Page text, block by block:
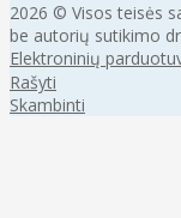
2026 © Visos teisės
be autorių sutikimo
Elektroninių
Rašyti
Skambinti